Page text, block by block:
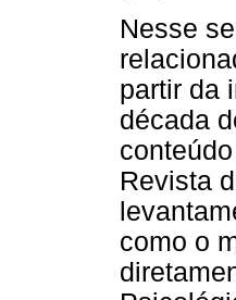
Nesse
partir da
década
Revista
como o